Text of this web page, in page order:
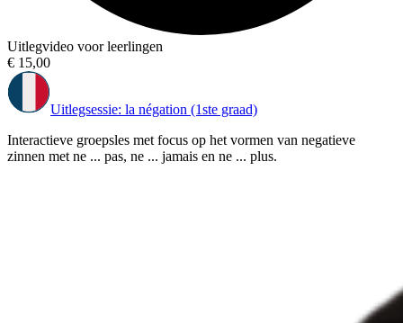
Uitlegvideo voor leerlingen
€ 15,00
Uitlegsessie: la négation (1ste graad)
Interactieve groepsles met focus op het vormen van negatieve
zinnen met ne ... pas, ne ... jamais en ne ... plus.